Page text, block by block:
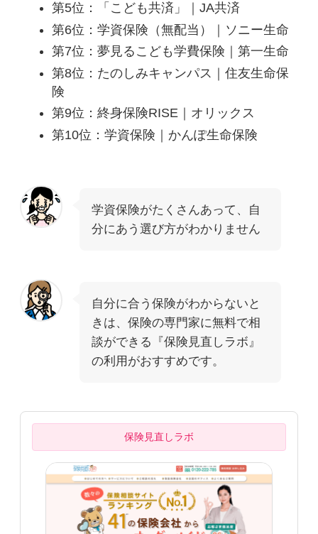
第5位：「こども共済」｜JA共済
第6位：学資保険（無配当）｜ソニー生命
第7位：夢見るこども学費保険｜第一生命
第8位：たのしみキャンパス｜住友生命保
険
第9位：終身保険RISE｜オリックス
第10位：学資保険｜かんぽ生命保険
学資保険がたくさんあって、自
分にあう選び方がわかりません
自分に合う保険がわからないと
きは、保険の専門家に無料で相
談ができる『保険見直しラボ』
の利用がおすすめです。
保険見直しラボ